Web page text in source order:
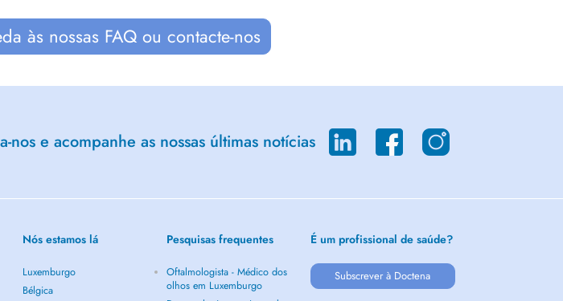
às nossas FAQ ou contacte-nos
nos e acompanhe as nossas últimas notícias
Nós estamos lá
Luxemburgo
Bélgica
Pesquisas frequentes
Oftalmologista - Médico dos
olhos em Luxemburgo
É um profissional de saúde?
Subscrever à Doctena